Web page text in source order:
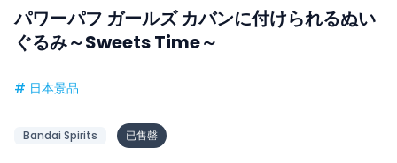
パワーパフ ガールズ カバンに付けられるぬい
ぐるみ～Sweets Time～
# 日本景品
Bandai Spirits 已售罄